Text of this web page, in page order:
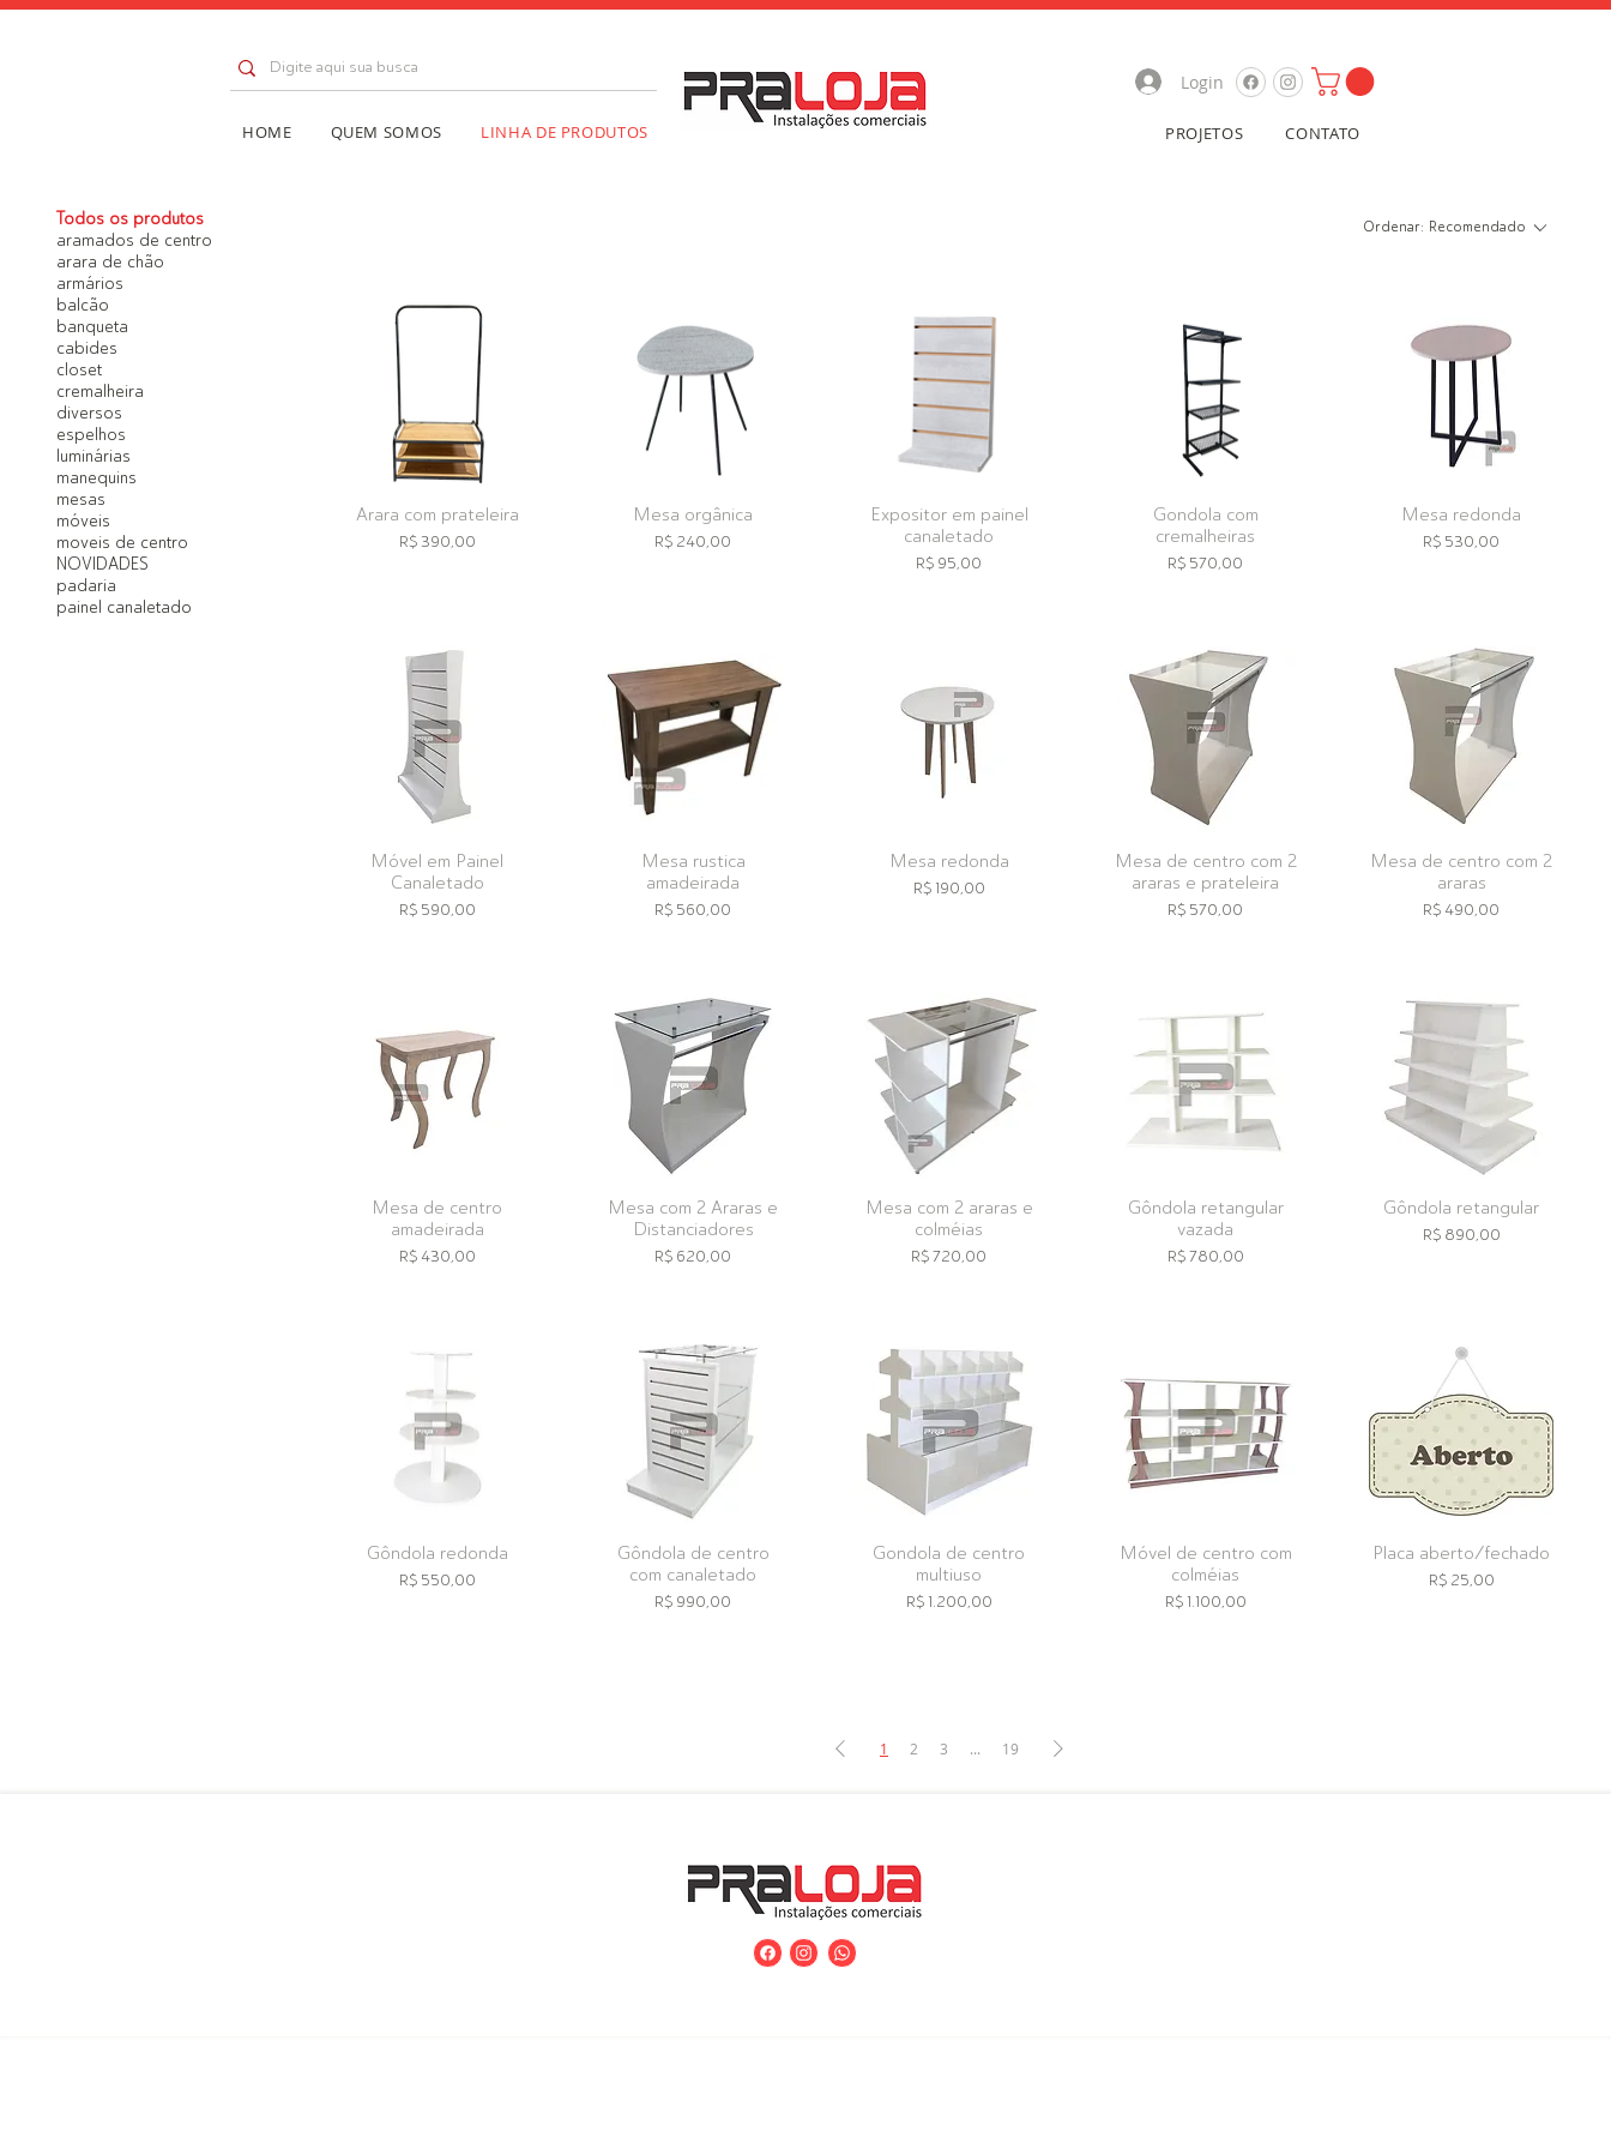
HOME QUEM SOMOS LINHA DE PRODUTOS
Login
PROJETOS CONTATO
Todos os produtos
aramados de centro
arara de chão
armários
balcão
banqueta
cabides
closet
cremalheira
diversos
espelhos
luminárias
manequins
mesas
móveis
moveis de centro
NOVIDADES
padaria
painel canaletado
Ordenar: Recomendado
Arara com prateleira
Preço
R$ 390,00
Mesa orgânica
Preço
R$ 240,00
Expositor em painel
canaletado
Preço
R$ 95,00
Gondola com
cremalheiras
Preço
R$ 570,00
Mesa redonda
Preço
R$ 530,00
Móvel em Painel
Canaletado
Preço
R$ 590,00
Mesa rustica
amadeirada
Preço
R$ 560,00
Mesa redonda
Preço
R$ 190,00
Mesa de centro com 2
araras e prateleira
Preço
R$ 570,00
Mesa de centro com 2
araras
Preço
R$ 490,00
Mesa de centro
amadeirada
Preço
R$ 430,00
Mesa com 2 Araras e
Distanciadores
Preço
R$ 620,00
Mesa com 2 araras e
colméias
Preço
R$ 720,00
Gôndola retangular
vazada
Preço
R$ 780,00
Gôndola retangular
Preço
R$ 890,00
Gôndola redonda
Preço
R$ 550,00
Gôndola de centro
com canaletado
Preço
R$ 990,00
Gondola de centro
multiuso
Preço
R$ 1.200,00
Móvel de centro com
colméias
Preço
R$ 1.100,00
Placa aberto/fechado
Preço
R$ 25,00
1 2 3 ... 19